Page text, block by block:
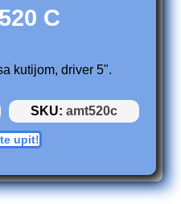
C
kutijom, driver 5".
SKU: amt520c
upit!